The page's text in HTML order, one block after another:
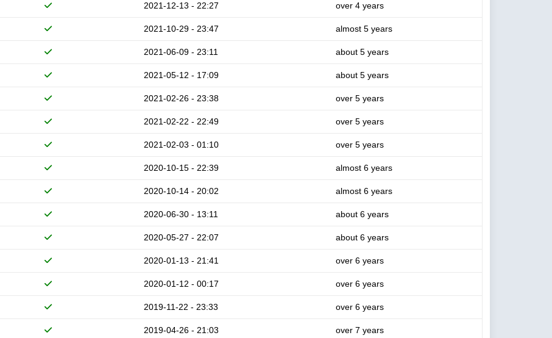
2021-12-13 - 22:27 over 4 years
2021-10-29 - 23:47 almost 5 years
2021-06-09 - 23:11 about 5 years
2021-05-12 - 17:09 about 5 years
2021-02-26 - 23:38 over 5 years
2021-02-22 - 22:49 over 5 years
2021-02-03 - 01:10 over 5 years
2020-10-15 - 22:39 almost 6 years
2020-10-14 - 20:02 almost 6 years
2020-06-30 - 13:11 about 6 years
2020-05-27 - 22:07 about 6 years
2020-01-13 - 21:41 over 6 years
2020-01-12 - 00:17 over 6 years
2019-11-22 - 23:33 over 6 years
2019-04-26 - 21:03 over 7 years